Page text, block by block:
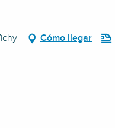
Cómo llegar